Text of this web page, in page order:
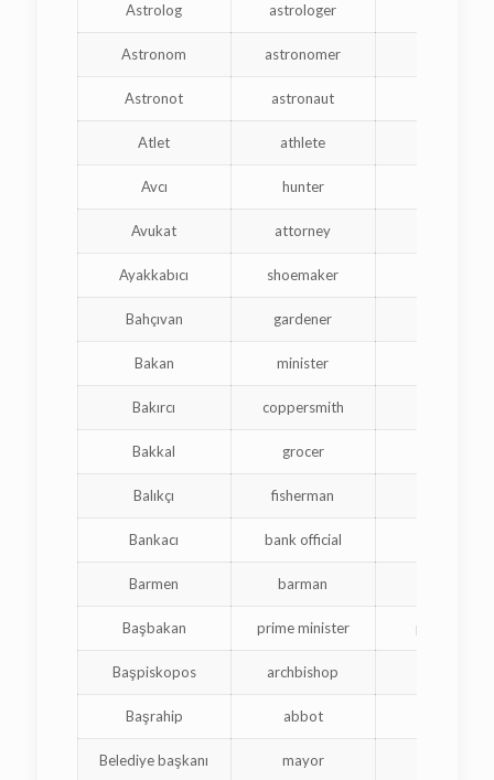
Astrolog astrologer
Astronom astronomer
Astronot astronaut
Atlet athlete
Avcı hunter
Avukat attorney
Ayakkabıcı shoemaker
Bahçıvan gardener
Bakan minister
Bakırcı coppersmith
Bakkal grocer
Balıkçı fisherman
Bankacı bank official
Barmen barman
Başbakan prime minister premier
Başpiskopos archbishop
Başrahip abbot
Belediye başkanı mayor